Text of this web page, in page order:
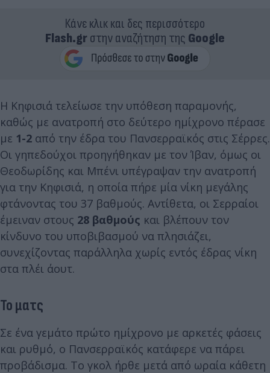
Κάνε κλικ και δες περισσότερο
Flash.grστην αναζήτηση της Google
Η Κηφισιά τελείωσε την υπόθεση παραμονής,
καθώς με ανατροπή στο δεύτερο ημίχρονο πέρασε
με 1-2 από την έδρα του Πανσερραϊκός στις Σέρρες.
Οι γηπεδούχοι προηγήθηκαν με τον Ίβαν, όμως οι
Θεοδωρίδης και Μπένι υπέγραψαν την ανατροπή
για την Κηφισιά, η οποία πήρε μία νίκη μεγάλης
φτάνοντας του 37 βαθμούς. Αντίθετα, οι Σερραίοι
έμειναν στους 28 βαθμούς και βλέπουν τον
κίνδυνο του υποβιβασμού να πλησιάζει,
συνεχίζοντας παράλληλα χωρίς εντός έδρας νίκη
στα πλέι άουτ.
Το ματς
Σε ένα γεμάτο πρώτο ημίχρονο με αρκετές φάσεις
και ρυθμό, ο Πανσερραϊκός κατάφερε να πάρει
προβάδισμα. Το γκολ ήρθε μετά από ωραία κάθετη